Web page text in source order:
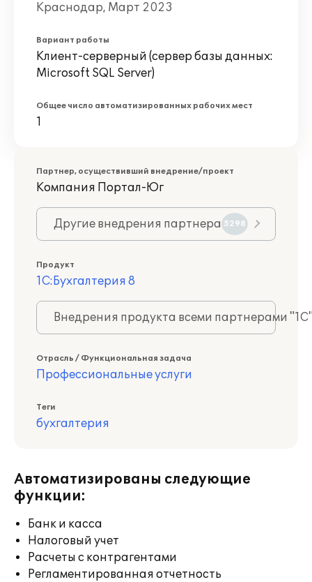
Краснодар, Март 2023
Вариант работы
Клиент-серверный (сервер базы данных:
Microsoft SQL Server)
Общее число автоматизированных рабочих мест
1
Партнер, осуществивший внедрение/проект
Компания Портал-Юг
Другие внедрения партнера 5298
Продукт
1С:Бухгалтерия 8
Внедрения продукта всеми партнерами
Отрасль / Функциональная задача
Профессиональные услуги
Теги
бухгалтерия
Автоматизированы следующие
функции:
Банк и касса
Налоговый учет
Расчеты с контрагентами
Регламентированная отчетность